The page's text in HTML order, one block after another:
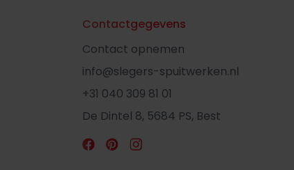
Contactgegevens
Contact opnemen
info@slegers-spuitwerken.nl
+31 040 309 81 01
De Dintel 8, 5684 PS, Best